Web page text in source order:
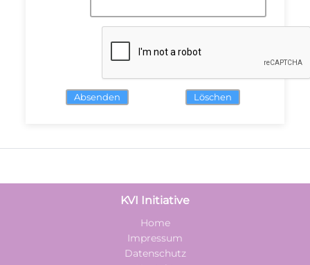
Absenden Löschen
KVI Initiative
Home
Impressum
Datenschutz